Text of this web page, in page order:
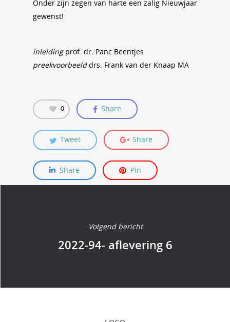
Onder zijn zegen van harte een zalig Nieuwjaar
gewenst!
inleiding prof. dr. Panc Beentjes
preekvoorbeelddrs. Frank van der Knaap MA
0 Share
Tweet Share
Share Pin
Volgend bericht
2022-94- aflevering 6